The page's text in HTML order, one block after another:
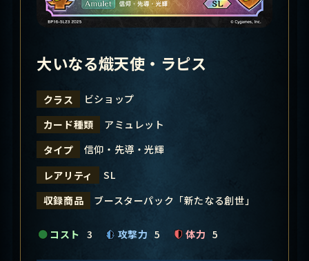
大いなる熾天使・ラピス
クラス
ビショップ
カード種類
アミュレット
タイプ
信仰・先導・光輝
レアリティ
SL
収録商品
ブースターパック「新たなる創世」
コスト 3 攻撃力 5 体力 5